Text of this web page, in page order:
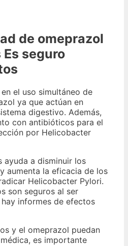
de omeprazol
seguro
el uso simultáneo de
ya que actúan en
digestivo. Además,
con antibióticos para el
por Helicobacter
ayuda a disminuir los
aumenta la eficacia de los
Helicobacter Pylori.
son seguros al ser
informes de efectos
y el omeprazol puedan
es importante